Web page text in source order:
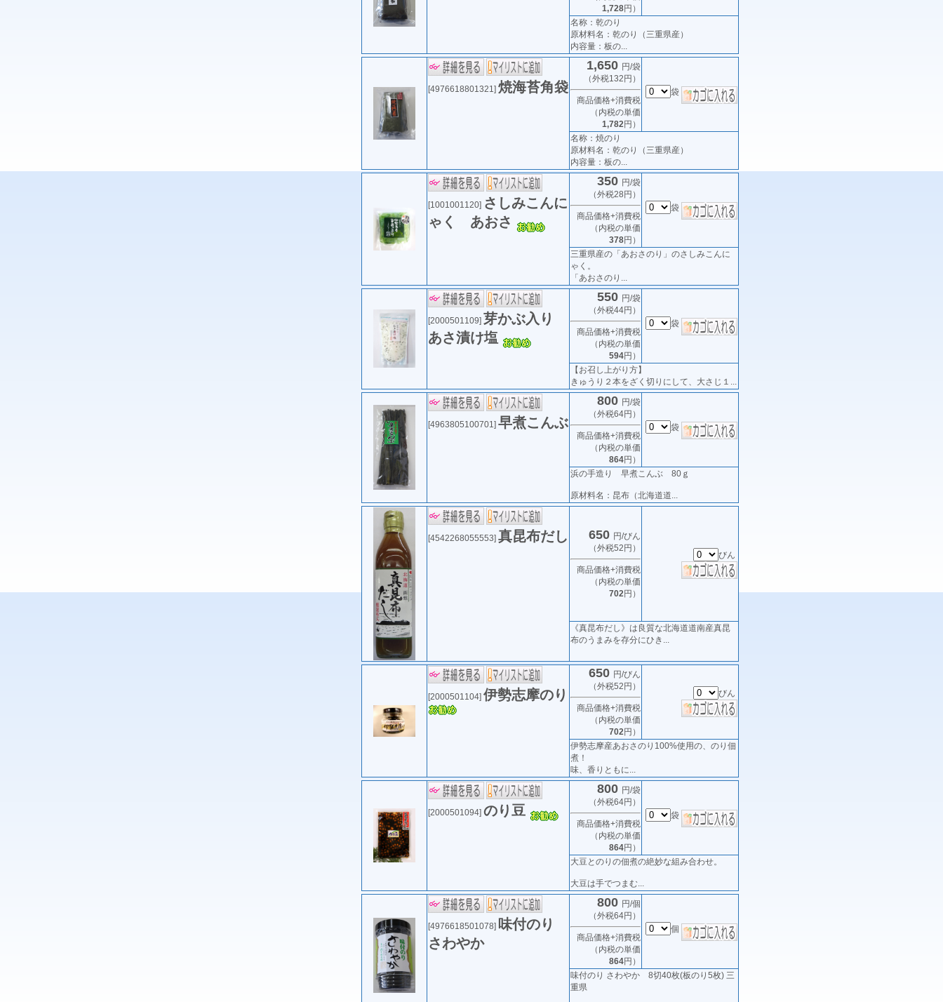
1,728円）
名称：乾のり
原材料名：乾のり（三重県産）
内容量：板の...
[4976618801321] 焼海苔角袋
1,650 円/袋
（外税132円）
商品価格+消費税
（内税の単価
1,782円）
袋
名称：焼のり
原材料名：乾のり（三重県産）
内容量：板の...
[1001001120] さしみこんに
ゃく あおさ
350 円/袋
（外税28円）
商品価格+消費税
（内税の単価
378円）
袋
三重県産の「あおさのり」のさしみこんに
ゃく。
「あおさのり...
[2000501109] 芽かぶ入り
あさ漬け塩
550 円/袋
（外税44円）
商品価格+消費税
（内税の単価
594円）
袋
【お召し上がり方】
きゅうり２本をざく切りにして、大さじ１...
[4963805100701] 早煮こんぶ
800 円/袋
（外税64円）
商品価格+消費税
（内税の単価
864円）
袋
浜の手造り 早煮こんぶ 80ｇ
原材料名：昆布（北海道道...
[4542268055553] 真昆布だし 650 円/びん
（外税52円）
商品価格+消費税
（内税の単価
702円）
びん
《真昆布だし》は良質な北海道道南産真昆
布のうまみを存分にひき...
[2000501104] 伊勢志摩のり
650 円/びん
（外税52円）
商品価格+消費税
（内税の単価
702円）
びん
伊勢志摩産あおさのり100%使用の、のり佃
煮！
味、香りともに...
[2000501094] のり豆
800 円/袋
（外税64円）
商品価格+消費税
（内税の単価
864円）
袋
大豆とのりの佃煮の絶妙な組み合わせ。
大豆は手でつまむ...
[4976618501078] 味付のり
さわやか
800 円/個
（外税64円）
商品価格+消費税
（内税の単価
864円）
個
味付のり さわやか 8切40枚(板のり5枚) 三
重県